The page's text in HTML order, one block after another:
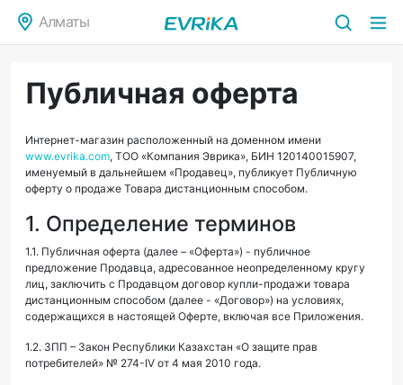
Алматы
Публичная оферта
Интернет-магазин расположенный на доменном имени
www.evrika.com, ТОО «Компания Эврика», БИН 120140015907,
именуемый в дальнейшем «Продавец», публикует Публичную
оферту о продаже Товара дистанционным способом.
1. Определение терминов
1.1. Публичная оферта (далее – «Оферта») - публичное
предложение Продавца, адресованное неопределенному кругу
лиц, заключить с Продавцом договор купли-продажи товара
дистанционным способом (далее - «Договор») на условиях,
содержащихся в настоящей Оферте, включая все Приложения.
1.2. ЗПП – Закон Республики Казахстан «О защите прав
потребителей» № 274-IV от 4 мая 2010 года.